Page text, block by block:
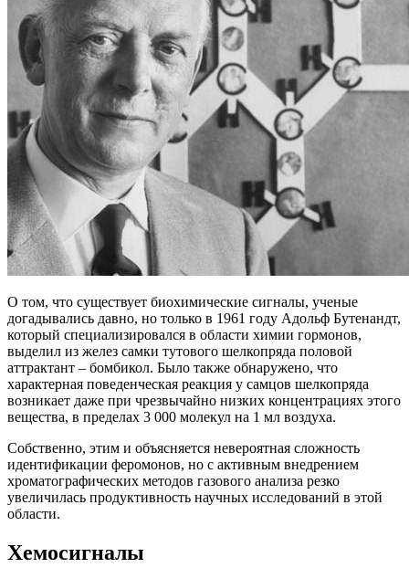
О том, что существует биохимические сигналы, ученые
догадывались давно, но только в 1961 году Адольф Бутенандт,
который специализировался в области химии гормонов,
выделил из желез самки тутового шелкопряда половой
аттрактант – бомбикол. Было также обнаружено, что
характерная поведенческая реакция у самцов шелкопряда
возникает даже при чрезвычайно низких концентрациях этого
вещества, в пределах 3 000 молекул на 1 мл воздуха.
Собственно, этим и объясняется невероятная сложность
идентификации феромонов, но с активным внедрением
хроматографических методов газового анализа резко
увеличилась продуктивность научных исследований в этой
области.
Хемосигналы